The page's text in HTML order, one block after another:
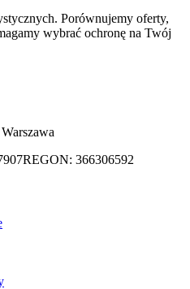
Porównujemy oferty,
wybrać ochronę na Twój
REGON: 366306592